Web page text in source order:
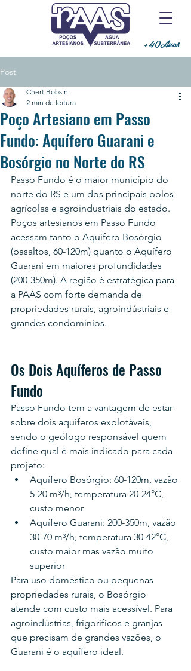
+40Anos
Post
Poço Artesiano em Passo
Fundo: Aquífero Guarani e
Bosórgio no Norte do RS
Chert Bobsin
2 min de leitura
Passo Fundo é o maior município do
norte do RS e um dos principais polos
agrícolas e agroindustriais do estado.
Poços artesianos em Passo Fundo
acessam tanto o Aquífero Bosórgio
(basaltos, 60-120m) quanto o Aquífero
Guarani em maiores profundidades
(200-350m). A região é estratégica para
a PAAS com forte demanda de
propriedades rurais, agroindústriais e
grandes condomínios.
Os Dois Aquíferos de Passo
Fundo
Passo Fundo tem a vantagem de estar
sobre dois aquíferos explotáveis,
sendo o geólogo responsável quem
define qual é mais indicado para cada
projeto:
Aquífero Bosórgio: 60-120m, vazão
5-20 m³/h, temperatura 20-24°C,
custo menor
Aquífero Guarani: 200-350m, vazão
30-70 m³/h, temperatura 30-42°C,
custo maior mas vazão muito
superior
Para uso doméstico ou pequenas
propriedades rurais, o Bosórgio
atende com custo mais acessível. Para
agroindústrias, frigoríficos e granjas
que precisam de grandes vazões, o
Guarani é o aquífero ideal.